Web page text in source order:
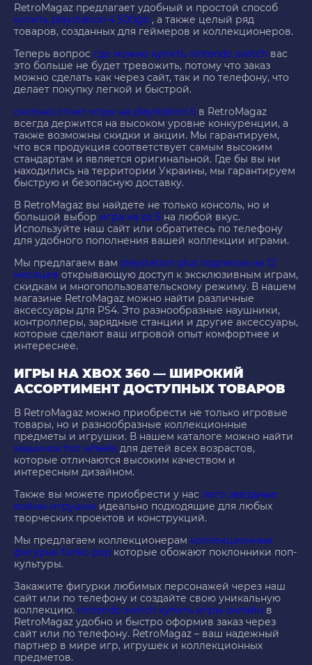
RetroMagaz предлагает удобный и простой способ
купить playstation 4 500gb , а также целый ряд
товаров, созданных для геймеров и коллекционеров.
Теперь вопрос где можно купить nintendo switch вас
это больше не будет тревожить, потому что заказ
можно сделать как через сайт, так и по телефону, что
делает покупку легкой и быстрой.
сколько стоит игры на playstation 5 в RetroMagaz
всегда держится на высоком уровне конкуренции, а
также возможны скидки и акции. Мы гарантируем,
что вся продукция соответствует самым высоким
стандартам и является оригинальной. Где бы вы ни
находились на территории Украины, мы гарантируем
быструю и безопасную доставку.
В RetroMagaz вы найдете не только консоль, но и
большой выбор игра на ps 5 на любой вкус.
Используйте наш сайт или обратитесь по телефону
для удобного пополнения вашей коллекции играми.
Мы предлагаем вам playstation plus подписка на 12
месяцев открывающую доступ к эксклюзивным играм,
скидкам и многопользовательскому режиму. В нашем
магазине RetroMagaz можно найти различные
аксессуары для PS4. Это разнообразные наушники,
контроллеры, зарядные станции и другие аксессуары,
которые сделают ваш игровой опыт комфортнее и
интереснее.
ИГРЫ НА XBOX 360 — ШИРОКИЙ
АССОРТИМЕНТ ДОСТУПНЫХ ТОВАРОВ
В RetroMagaz можно приобрести не только игровые
товары, но и разнообразные коллекционные
предметы и игрушки. В нашем каталоге можно найти
машинок hot wheels для детей всех возрастов,
которые отличаются высоким качеством и
интересным дизайном.
Также вы можете приобрести у нас лего звёздные
войны игрушки идеально подходящие для любых
творческих проектов и конструкций.
Мы предлагаем коллекционерам коллекционные
фигурки funko pop которые обожают поклонники поп-
культуры.
Закажите фигурки любимых персонажей через наш
сайт или по телефону и создайте свою уникальную
коллекцию. nintendo switch купить игры онлайн в
RetroMagaz удобно и быстро оформив заказ через
сайт или по телефону. RetroMagaz – ваш надежный
партнер в мире игр, игрушек и коллекционных
предметов.